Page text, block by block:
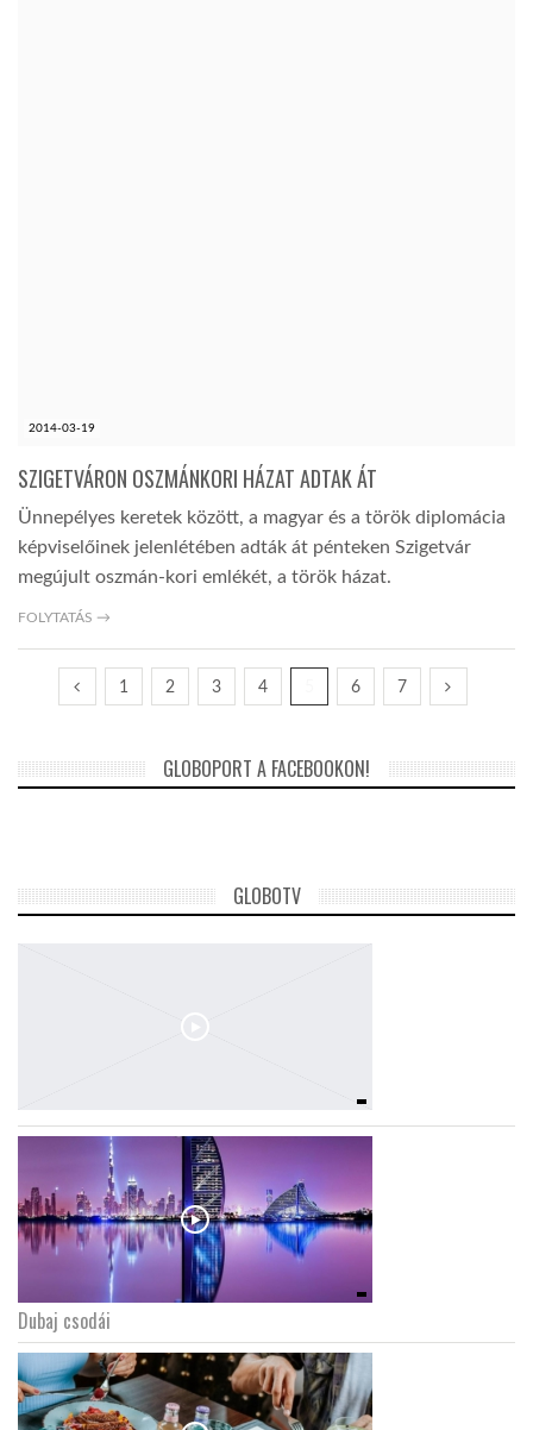
2014-03-19
SZIGETVÁRON OSZMÁNKORI HÁZAT ADTAK ÁT
Ünnepélyes keretek között, a magyar és a török diplomácia
képviselőinek jelenlétében adták át pénteken Szigetvár
megújult oszmán-kori emlékét, a török házat.
FOLYTATÁS →
1 2 3 4 6 7
GLOBOPORT A FACEBOOKON!
GLOBOTV
Dubaj csodái